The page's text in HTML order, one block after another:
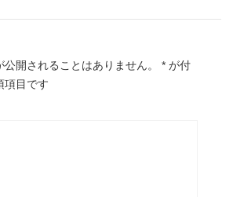
公開されることはありません。 * が付
項目です